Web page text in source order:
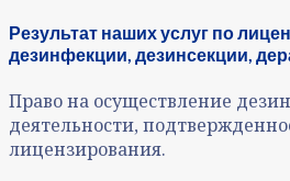
Результат наших услуг по
дезинфекции, дезинсекции,
Право на осуществление
деятельности,
лицензирования.